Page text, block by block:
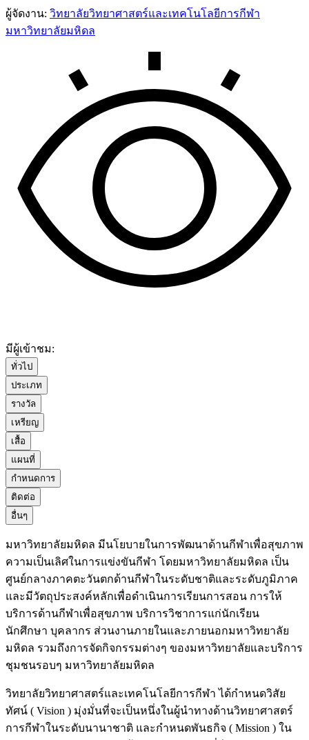
ผู้จัดงาน: วิทยาลัยวิทยาศาสตร์และเทคโนโลยีการกีฬา
มหาวิทยาลัยมหิดล
มีผู้เข้าชม:
ทั่วไป
ประเภท
รางวัล
เหรียญ
เสื้อ
แผนที่
กำหนดการ
ติดต่อ
อื่นๆ
มหาวิทยาลัยมหิดล มีนโยบายในการพัฒนาด้านกีฬาเพื่อสุขภาพ
ความเป็นเลิศในการแข่งขันกีฬา โดยมหาวิทยาลัยมหิดล เป็น
ศูนย์กลางภาคตะวันตกด้านกีฬาในระดับชาติและระดับภูมิภาค
และมีวัตถุประสงค์หลักเพื่อดำเนินการเรียนการสอน การให้
บริการด้านกีฬาเพื่อสุขภาพ บริการวิชาการแก่นักเรียน
นักศึกษา บุคลากร ส่วนงานภายในและภายนอกมหาวิทยาลัย
มหิดล รวมถึงการจัดกิจกรรมต่างๆ ของมหาวิทยาลัยและบริการ
ชุมชนรอบๆ มหาวิทยาลัยมหิดล
วิทยาลัยวิทยาศาสตร์และเทคโนโลยีการกีฬา ได้กำหนดวิสัย
ทัศน์ ( Vision ) มุ่งมั่นที่จะเป็นหนึ่งในผู้นำทางด้านวิทยาศาสตร์
การกีฬาในระดับนานาชาติ และกำหนดพันธกิจ ( Mission ) ใน